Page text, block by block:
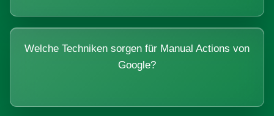
Welche Techniken sorgen für Manual Actions von
Google?